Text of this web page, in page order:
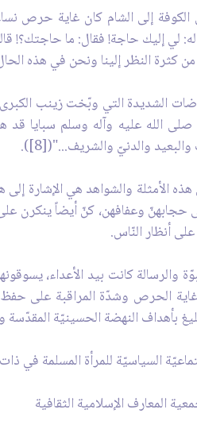
إلى الشام كان غاية حرص
لي إليك حاجة! فقال: ما حاجتك؟!
كثرة النظر إلينا ونحن في هذه
الشديدة التي وبّخت زينب
صلى الله عليه وآله وسلم سبايا
والدنيّ والشريف..."([8]).
هذه الأمثلة والشواهد هي الإشارة
وعفافهن، كنّ أيضاً ينكرن على
أنظار النّاس.
والرسالة كانت بيد الأعداء،
الحرص وشدّة المراقبة على
بأهداف النهضة الحسينيّة
السياسيّة للمرأة المسلمة
المعارف الإسلامية الثقافية